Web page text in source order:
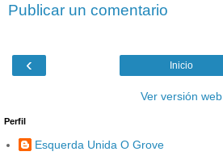
Publicar un comentario
‹ Inicio
Ver versión web
Perfil
Esquerda Unida O Grove